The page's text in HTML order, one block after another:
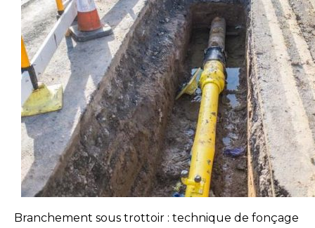
Branchement sous trottoir : technique de fonçage